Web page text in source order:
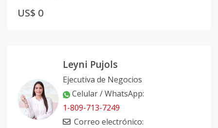
US$ 0
Leyni Pujols
Ejecutiva de Negocios
Celular / WhatsApp:
1-809-713-7249
Correo electrónico: